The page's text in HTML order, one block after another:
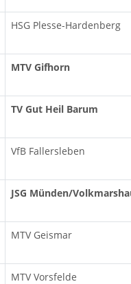
HSG Plesse-Hardenberg
MTV Gifhorn
TV Gut Heil Barum
VfB Fallersleben
JSG Münden/
MTV Geismar
MTV Vorsfelde